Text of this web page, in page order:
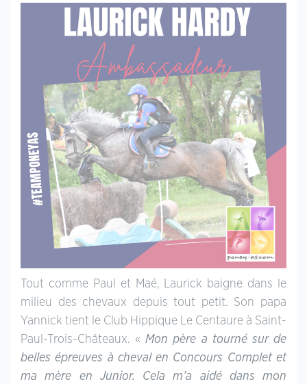
Tout comme Paul et Maé, Laurick baigne dans le
milieu des chevaux depuis tout petit. Son papa
Yannick tient le Club Hippique Le Centaure à Saint-
Paul-Trois-Châteaux. «Mon père a tourné sur de
belles épreuves à cheval en Concours Complet et
ma mère en Junior. Cela m’a aidé dans mon